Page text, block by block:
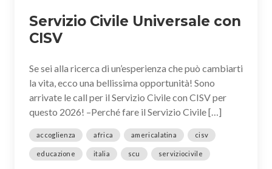
Servizio Civile Universale con
CISV
Se sei alla ricerca di un’esperienza che può cambiarti
la vita, ecco una bellissima opportunità! Sono
arrivate le call per il Servizio Civile con CISV per
questo 2026! –Perché fare il Servizio Civile […]
accoglienza africa americalatina cisv
educazione italia scu serviziocivile